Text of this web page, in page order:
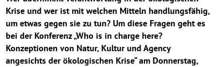
Krise und wer ist mit welchen Mitteln handlungsfähig,
um etwas gegen sie zu tun? Um diese Fragen geht es
bei der Konferenz „Who is in charge here?
Konzeptionen von Natur, Kultur und Agency
angesichts der ökologischen Krise“ am Donnerstag,